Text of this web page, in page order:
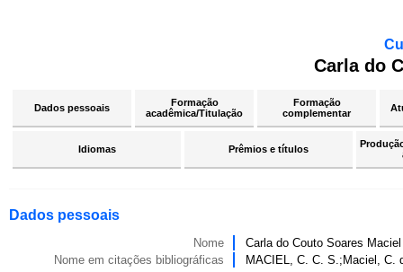
Carla do
Dados pessoais
Formação
acadêmica/Titulação
Formação
complementar
Idiomas Prêmios e títulos
Dados pessoais
Nome
Carla do Couto Soares Maciel
Nome em citações bibliográficas
MACIEL, C. C. S.;Maciel, C.